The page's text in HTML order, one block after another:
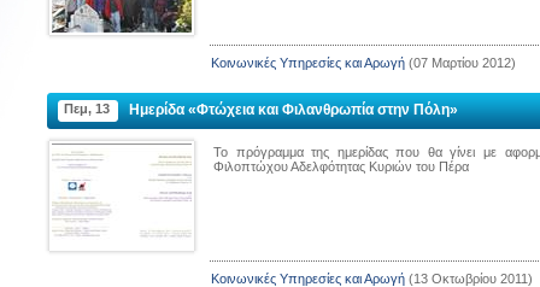
Κοινωνικές Υπηρεσίες και Αρωγή (07 Μαρτίου 2012)
Πεμ, 13 Ημερίδα «Φτώχεια και Φιλανθρωπία στην Πόλη»
Το πρόγραμμα της ημερίδας που θα γίνει με
Φιλοπτώχου Αδελφότητας Κυριών του Πέρα
Κοινωνικές Υπηρεσίες και Αρωγή (13 Οκτωβρίου 2011)
ΚΟΙΝΟΤΗΤΑ ΑΓΙΑΣ ΠΑΡΑΣΚΕΥΗΣ
ΜΠΕΙΚΟΖ
Διεύθυνση :
Ηλεκτρονική διεύθυνση
agiaparaskevi.beykoz@gmail.com